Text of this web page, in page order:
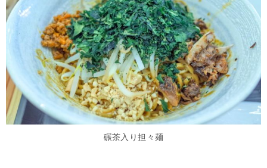
碾茶入り担々麺